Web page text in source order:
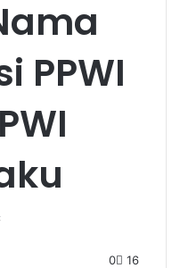
PPWI
0 16